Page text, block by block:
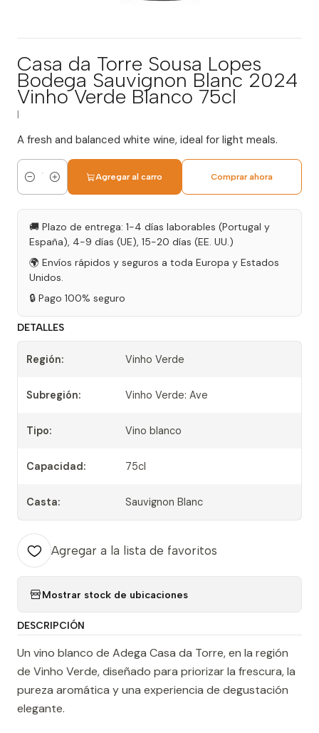
Casa da Torre Sousa Lopes
Bodega Sauvignon Blanc 2024
Vinho Verde Blanco 75cl
A fresh and balanced white wine, ideal for light meals.
Cantidad
Agregar al carro Comprar ahora
🚚 Plazo de entrega: 1-4 días laborables (Portugal y
España), 4-9 días (UE), 15-20 días (EE. UU.)
🌍 Envíos rápidos y seguros a toda Europa y Estados
Unidos.
🔒 Pago 100% seguro
DETALLES
Región: Vinho Verde
Subregión: Vinho Verde: Ave
Tipo: Vino blanco
Capacidad: 75cl
Casta: Sauvignon Blanc
Agregar a la lista de favoritos
Mostrar stock de ubicaciones
DESCRIPCIÓN
Un vino blanco de Adega Casa da Torre, en la región
de Vinho Verde, diseñado para priorizar la frescura, la
pureza aromática y una experiencia de degustación
elegante.